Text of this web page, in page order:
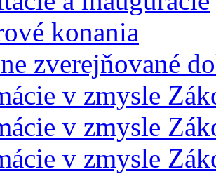
konania
zverejňované
v zmysle
v zmysle
v zmysle